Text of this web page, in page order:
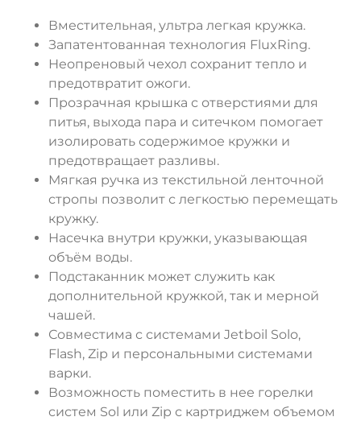
Вместительная, ультра легкая кружка.
Запатентованная технология FluxRing.
Неопреновый чехол сохранит тепло и
предотвратит ожоги.
Прозрачная крышка с отверстиями для
питья, выхода пара и ситечком помогает
изолировать содержимое кружки и
предотвращает разливы.
Мягкая ручка из текстильной ленточной
стропы позволит с легкостью перемещать
кружку.
Насечка внутри кружки, указывающая
объём воды.
Подстаканник может служить как
дополнительной кружкой, так и мерной
чашей.
Совместима с системами Jetboil Solo,
Flash, Zip и персональными системами
варки.
Возможность поместить в нее горелки
систем Sol или Zip с картриджем объемом